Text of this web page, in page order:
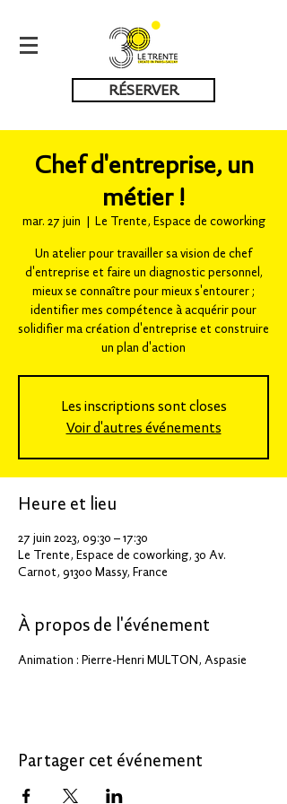
RÉSERVER
Chef d'entreprise, un
métier !
mar. 27 juin
  |
Le Trente, Espace de coworking
Un atelier pour travailler sa vision de chef
d'entreprise et faire un diagnostic personnel,
mieux se connaître pour mieux s'entourer ;
identifier mes compétence à acquérir pour
solidifier ma création d'entreprise et construire
un plan d'action
Les inscriptions sont closes
Voir d'autres événements
Heure et lieu
27 juin 2023, 09:30 – 17:30
Le Trente, Espace de coworking, 30 Av.
Carnot, 91300 Massy, France
À propos de l'événement
Animation : Pierre-Henri MULTON, Aspasie
Partager cet événement